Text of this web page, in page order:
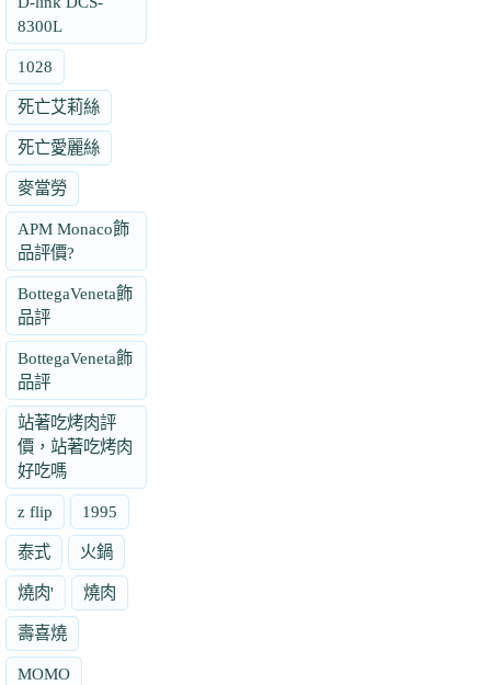
8300L
1028
死亡艾莉絲
死亡愛麗絲
麥當勞
APM Monaco飾
品評價?
BottegaVeneta飾
品評
BottegaVeneta飾
品評
站著吃烤肉評
價，站著吃烤肉
好吃嗎
z flip 1995
泰式 火鍋
燒肉' 燒肉
壽喜燒
MOMO